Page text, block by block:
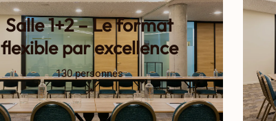
Salle 1+2 – Le format
flexible par excellence
130 personnes